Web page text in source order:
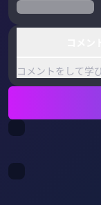
コメントをして学